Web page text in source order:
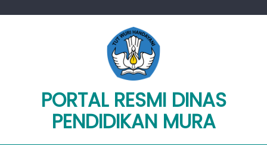
PORTAL RESMI DINAS
PENDIDIKAN MURA